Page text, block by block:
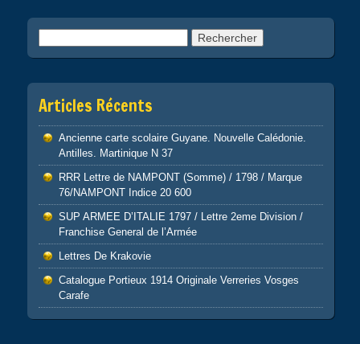
Articles Récents
Ancienne carte scolaire Guyane. Nouvelle Calédonie.
Antilles. Martinique N 37
RRR Lettre de NAMPONT (Somme) / 1798 / Marque
76/NAMPONT Indice 20 600
SUP ARMEE D’ITALIE 1797 / Lettre 2eme Division /
Franchise General de l’Armée
Lettres De Krakovie
Catalogue Portieux 1914 Originale Verreries Vosges
Carafe